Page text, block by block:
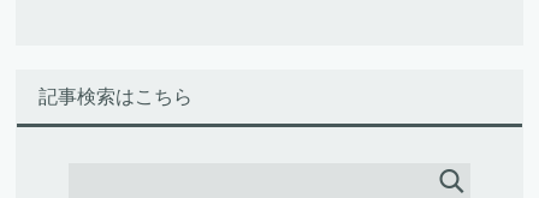
記事検索はこちら